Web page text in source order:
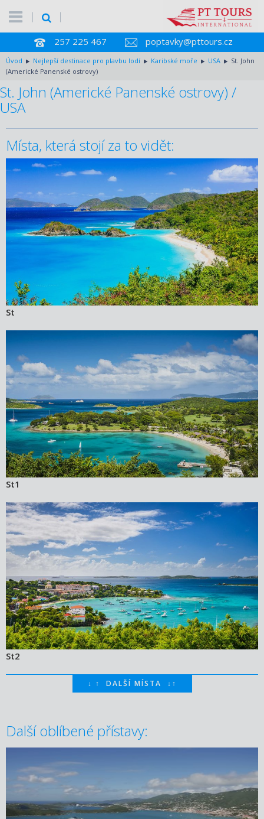
257 225 467 poptavky@pttours.cz
Úvod Nejlepší destinace pro plavbu lodí Karibské moře USA
St. John
(Americké Panenské ostrovy)
St. John (Americké Panenské ostrovy) /
USA
Místa, která stojí za to vidět:
St
St1
St2
↓ ↑ DALŠÍ MÍSTA ↓ ↑
Další oblíbené přístavy: